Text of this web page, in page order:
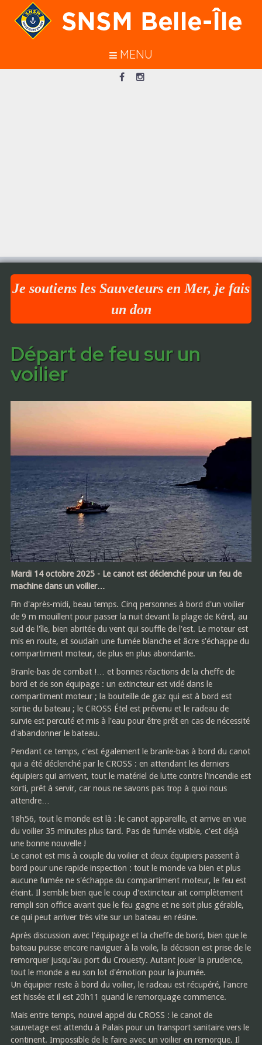
En poursuivant votre navigation sur
ce site, vous acceptez l’utilisation de
cookies pour vous garantir une
meilleure navigation.
MENU
Je soutiens les Sauveteurs en Mer, je fais
un don
Départ de feu sur un
voilier
Mardi 14 octobre 2025 - Le canot est déclenché pour un feu de
machine dans un voilier…
Fin d'après-midi, beau temps. Cinq personnes à bord d'un voilier
de 9 m mouillent pour passer la nuit devant la plage de Kérel, au
sud de l'île, bien abritée du vent qui souffle de l'est. Le moteur est
mis en route, et soudain une fumée blanche et âcre s'échappe du
compartiment moteur, de plus en plus abondante.
Branle-bas de combat !… et bonnes réactions de la cheffe de
bord et de son équipage : un extincteur est vidé dans le
compartiment moteur ; la bouteille de gaz qui est à bord est
sortie du bateau ; le CROSS Étel est prévenu et le radeau de
survie est percuté et mis à l'eau pour être prêt en cas de nécessité
d'abandonner le bateau.
Pendant ce temps, c'est également le branle-bas à bord du canot
qui a été déclenché par le CROSS : en attendant les derniers
équipiers qui arrivent, tout le matériel de lutte contre l'incendie est
sorti, prêt à servir, car nous ne savons pas trop à quoi nous
attendre…
18h56, tout le monde est là : le canot appareille, et arrive en vue
du voilier 35 minutes plus tard. Pas de fumée visible, c'est déjà
une bonne nouvelle !
Le canot est mis à couple du voilier et deux équipiers passent à
bord pour une rapide inspection : tout le monde va bien et plus
aucune fumée ne s'échappe du compartiment moteur, le feu est
éteint. Il semble bien que le coup d'extincteur ait complètement
rempli son office avant que le feu gagne et ne soit plus gérable,
ce qui peut arriver très vite sur un bateau en résine.
Après discussion avec l'équipage et la cheffe de bord, bien que le
bateau puisse encore naviguer à la voile, la décision est prise de le
remorquer jusqu'au port du Crouesty. Autant jouer la prudence,
tout le monde a eu son lot d'émotion pour la journée.
Un équipier reste à bord du voilier, le radeau est récupéré, l'ancre
est hissée et il est 20h11 quand le remorquage commence.
Mais entre temps, nouvel appel du CROSS : le canot de
sauvetage est attendu à Palais pour un transport sanitaire vers le
continent. Impossible de le faire avec un voilier en remorque. Il